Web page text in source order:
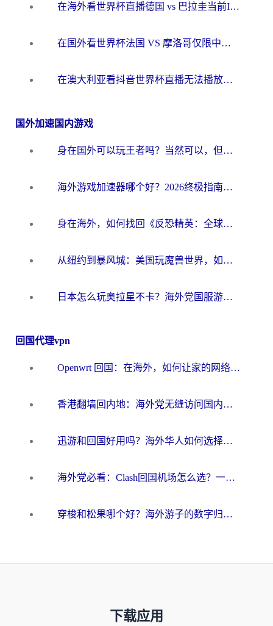
在海外看世界杯直播德国 vs 巴拉圭当前IP受限制？这篇指南帮你轻松解决地区限制
在国外看世界杯法国 VS 摩洛哥仅限中国大陆？别让地域限制拦下你的欢呼
在澳大利亚看抖音世界杯直播无法播放？海外党体育观赛终极指南来了！
国外加速国内游戏
身在国外可以玩王者吗？当然可以，但你需要这份“加速”指南
海外游戏加速器哪个好？2026终极指南帮你畅玩国服+解决卡顿难题
身在海外，如何找回《反恐精英：全球攻势》国服的丝滑手感？一份给你的终极指南
从纽约到暴风城：美国玩魔兽世界，如何找到你的最佳网络航线
日本怎么玩奥拉星不卡？海外党国服游戏加速器选择全攻略
回国代理vpn
Openwrt 回国：在海外，如何让家的网络触手可及
香港翻墙回内地：海外党无缝访问国内资源的加速器选择全攻略
迅游和回国好用吗？海外华人如何选择靠谱的回国加速器
海外党必看：Clash回国机场怎么选？一篇搞定无缝访问国内资源的全攻略
穿梭和松果哪个好？海外游子的数字归乡路，到底该怎么选
下载应用